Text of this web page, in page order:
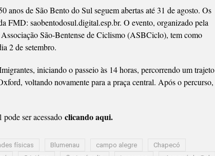
anos de São Bento do Sul seguem abertas até 31 de agosto. Os
FMD: saobentodosul.digital.esp.br. O evento, organizado pela
São-Bentense de Ciclismo (ASBCiclo), tem como
2 de setembro.
iniciando o passeio às 14 horas, percorrendo um trajeto
voltando novamente para a praça central. Após o percurso,
ser acessado clicando aqui.
físicas Blumenau campo alegre
Chapecó